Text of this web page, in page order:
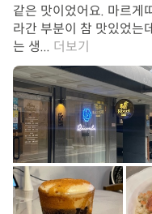
같은 맛이었어요. 마르게
라간 부분이 참 맛있었는
는 생... 더보기